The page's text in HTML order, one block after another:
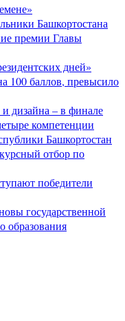
Башкортостана
премии Главы
дней»
100 баллов, превысило
дизайна – в финале
компетенции
Башкортостан
отбор по
победители
государственной
образования